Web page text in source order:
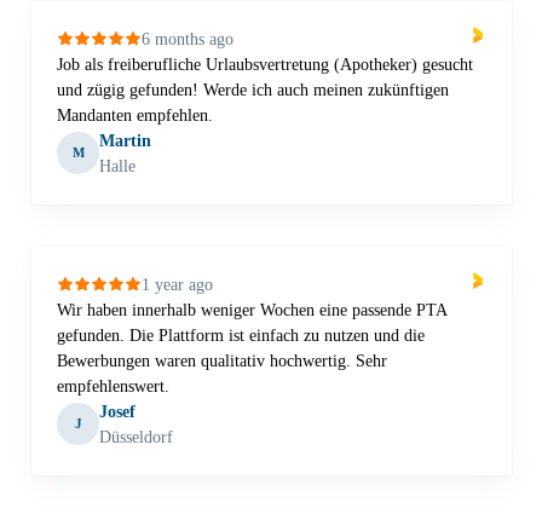
6 months ago
Job als freiberufliche Urlaubsvertretung (Apotheker) gesucht
und zügig gefunden! Werde ich auch meinen zukünftigen
Mandanten empfehlen.
M
Martin
Halle
1 year ago
Wir haben innerhalb weniger Wochen eine passende PTA
gefunden. Die Plattform ist einfach zu nutzen und die
Bewerbungen waren qualitativ hochwertig. Sehr
empfehlenswert.
J
Josef
Düsseldorf